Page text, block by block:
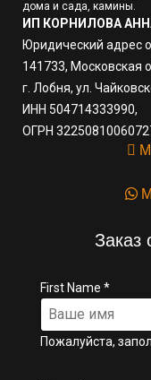
дома и сада, камины.
ИП КОРНИЛОВА
Юридический адрес
141733, Московская
г. Лобня, ул.
ИНН 504714333990,
ОГРН
Заказ
First Name *
Пожалуйста,